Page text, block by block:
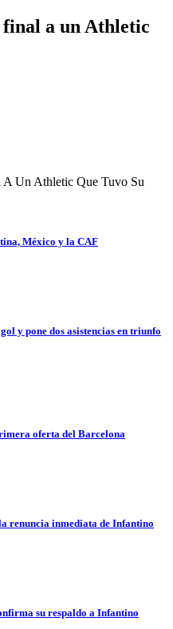
a un Athletic
México y la CAF
y pone dos asistencias en triunfo
oferta del Barcelona
renuncia inmediata de Infantino
su respaldo a Infantino